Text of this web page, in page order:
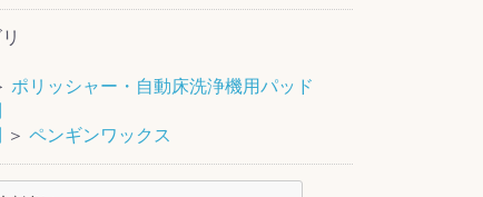
ポリッシャー・自動床洗浄機用パッド
＞ ペンギンワックス